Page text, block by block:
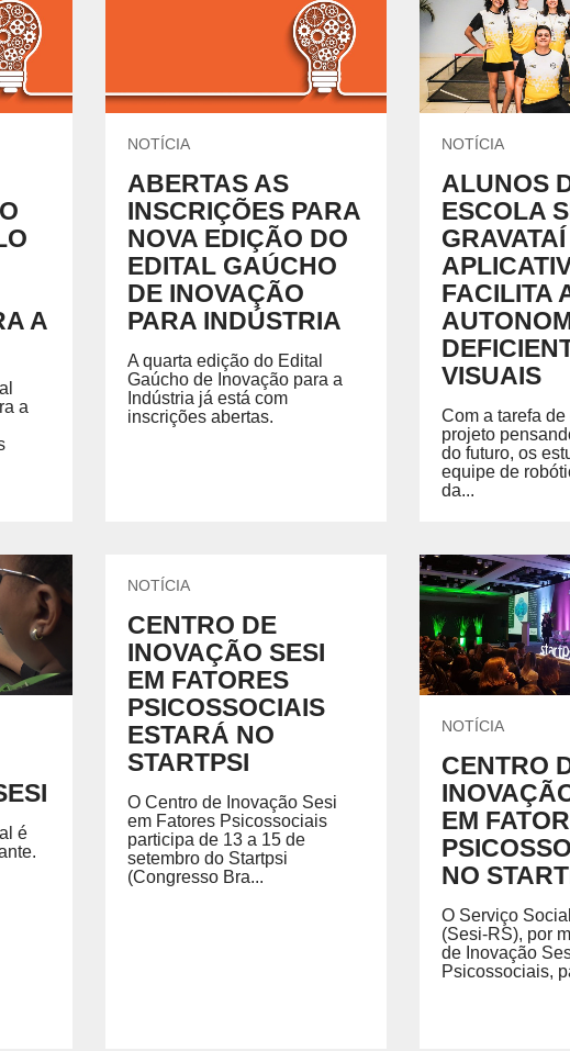
Treinamentos em NR
Locação de Espaços
a valorizar o
oportunidades na
INSTITUTO SESI DE FORMAÇÃO
PROFESSORES
Um espaço pensado para potencializar a gestão e
análise de dados, tecnologia e aprendizagem ativa.
AMBIENTE DE APRENDIZAGEM LMS
Ambiente de Aprendizagem LMS
Acervo Virtual
CENTRAL DO CREDENCIADO
A
a
NOTÍCIA
ABERTAS AS
INSCRIÇÕES PARA
NOVA EDIÇÃO DO
EDITAL GAÚCHO
DE INOVAÇÃO
PARA INDÚSTRIA
A quarta edição do Edital
Gaúcho de Inovação para a
Indústria já está com
inscrições abertas.
NOTÍCIA
ALUNOS
ESCOLA
FACILITA
VISUAIS
Com a tarefa de
projeto
do futuro, os
equipe de
da...
é
NOTÍCIA
CENTRO DE
INOVAÇÃO SESI
EM FATORES
PSICOSSOCIAIS
ESTARÁ NO
STARTPSI
O Centro de Inovação Sesi
em Fatores Psicossociais
participa de 13 a 15 de
setembro do Startpsi
(Congresso Bra...
NOTÍCIA
CENTRO
EM
NO
O Serviço
(Sesi-RS), por
de Inovação
Psicossociais,